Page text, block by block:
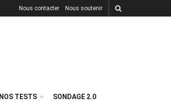
Nous contacter Nous soutenir
NOS TESTS SONDAGE 2.0